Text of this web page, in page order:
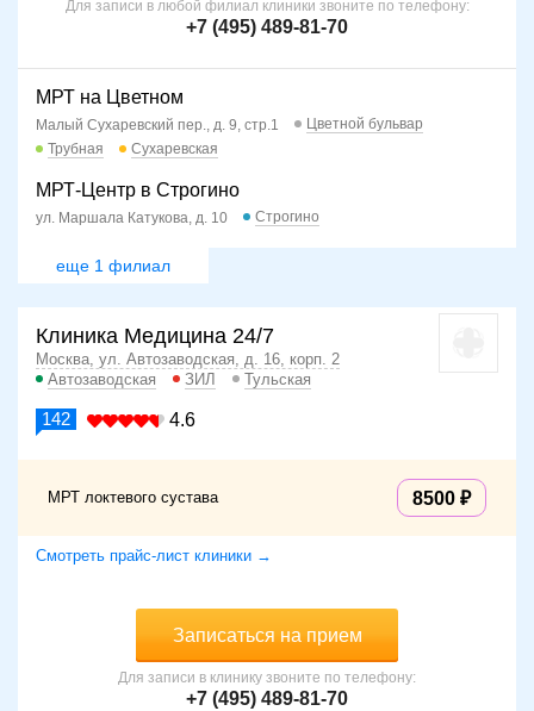
Для записи в любой филиал клиники звоните по телефону:
+7 (495) 489-81-70
МРТ на Цветном
Малый Сухаревский пер., д. 9, стр.1
Цветной бульвар
Трубная
Сухаревская
МРТ-Центр в Строгино
ул. Маршала Катукова, д. 10 Строгино
еще 1 филиал
Клиника Медицина 24/7
Москва, ул. Автозаводская, д. 16, корп. 2
Автозаводская
ЗИЛ Тульская
142 4.6
МРТ локтевого сустава 8500
Смотреть прайс-лист клиники →
Записаться на прием
Для записи в клинику звоните по телефону:
+7 (495) 489-81-70